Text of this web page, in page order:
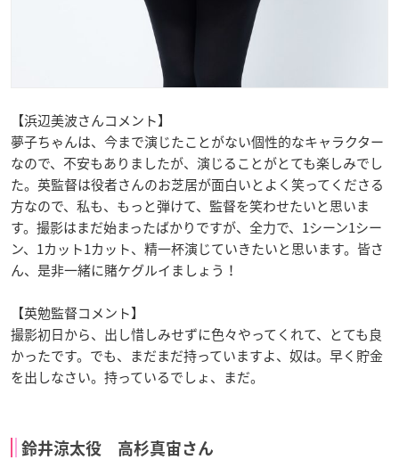
【浜辺美波さんコメント】
夢子ちゃんは、今まで演じたことがない個性的なキャラクター
なので、不安もありましたが、演じることがとても楽しみでし
た。英監督は役者さんのお芝居が面白いとよく笑ってくださる
方なので、私も、もっと弾けて、監督を笑わせたいと思いま
す。撮影はまだ始まったばかりですが、全力で、1シーン1シー
ン、1カット1カット、精一杯演じていきたいと思います。皆さ
ん、是非一緒に賭ケグルイましょう！
【英勉監督コメント】
撮影初日から、出し惜しみせずに色々やってくれて、とても良
かったです。でも、まだまだ持っていますよ、奴は。早く貯金
を出しなさい。持っているでしょ、まだ。
鈴井涼太役 高杉真宙さん